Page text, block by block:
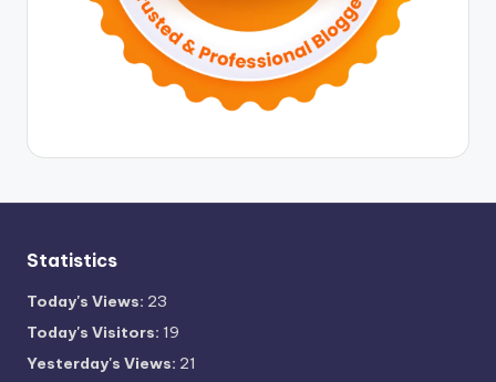
Statistics
Today's Views: 23
Today's Visitors: 19
Yesterday's Views: 21